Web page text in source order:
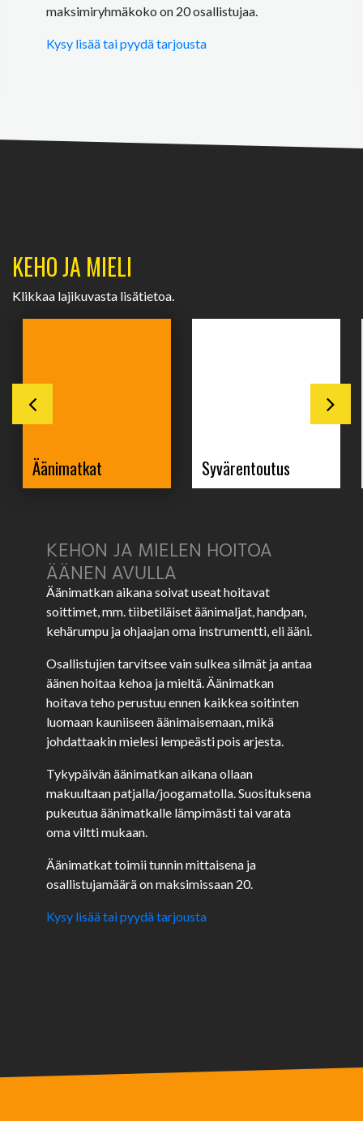
maksimiryhmäkoko on 20 osallistujaa.
Kysy lisää tai pyydä tarjousta
KEHO JA MIELI
Klikkaa lajikuvasta lisätietoa.
Äänimatkat Syvärentoutus
KEHON JA MIELEN HOITOA
ÄÄNEN AVULLA
Äänimatkan aikana soivat useat hoitavat
soittimet, mm. tiibetiläiset äänimaljat, handpan,
kehärumpu ja ohjaajan oma instrumentti, eli ääni.
Osallistujien tarvitsee vain sulkea silmät ja antaa
äänen hoitaa kehoa ja mieltä. Äänimatkan
hoitava teho perustuu ennen kaikkea soitinten
luomaan kauniiseen äänimaisemaan, mikä
johdattaakin mielesi lempeästi pois arjesta.
Tykypäivän äänimatkan aikana ollaan
makuultaan patjalla/joogamatolla. Suosituksena
pukeutua äänimatkalle lämpimästi tai varata
oma viltti mukaan.
Äänimatkat toimii tunnin mittaisena ja
osallistujamäärä on maksimissaan 20.
Kysy lisää tai pyydä tarjousta